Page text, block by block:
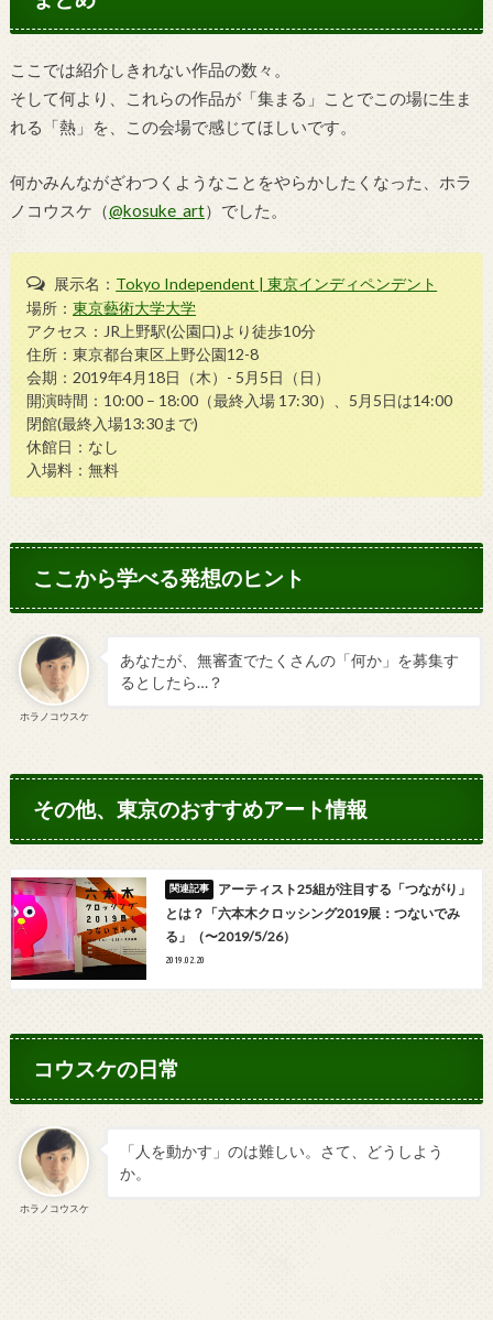
ここでは紹介しきれない作品の数々。
そして何より、これらの作品が「集まる」ことでこの場に生ま
れる「熱」を、この会場で感じてほしいです。
何かみんながざわつくようなことをやらかしたくなった、ホラ
ノコウスケ（@kosuke_art）でした。
展示名： Tokyo Independent | 東京インディペンデント
場所：東京藝術大学大学
アクセス：JR上野駅(公園口)より徒歩10分
住所：東京都台東区上野公園12-8
会期：2019年4月18日（木）- 5月5日（日）
開演時間：10:00 – 18:00（最終入場 17:30）、5月5日は14:00
閉館(最終入場13:30まで)
休館日：なし
入場料：無料
ここから学べる発想のヒント
ホラノコウスケ
あなたが、無審査でたくさんの「何か」を募集す
るとしたら…？
その他、東京のおすすめアート情報
アーティスト25組が注目する「つながり」
とは？「六本木クロッシング2019展：つないでみ
る」（〜2019/5/26）
2019.02.20
コウスケの日常
ホラノコウスケ
「人を動かす」のは難しい。さて、どうしよう
か。